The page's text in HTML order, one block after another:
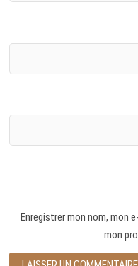
Enregistrer mon nom, mon
mon